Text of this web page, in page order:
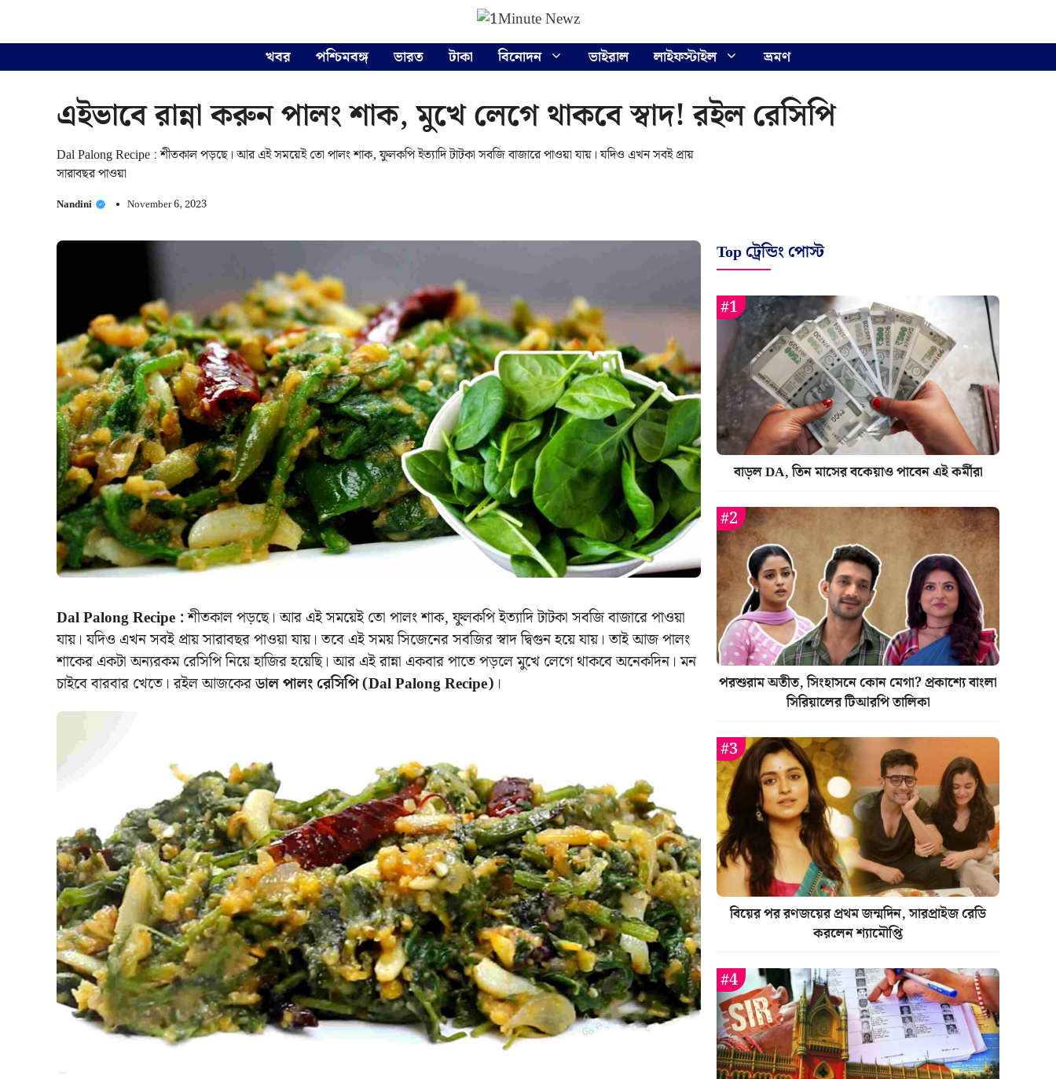
খবর পশ্চিমবঙ্গ ভারত টাকা বিনোদন ভাইরাল লাইফস্টাইল ভ্রমণ
এইভাবে রান্না করুন পালং শাক, মুখে লেগে থাকবে স্বাদ! রইল রেসিপি
Dal Palong Recipe : শীতকাল পড়ছে। আর এই সময়েই তো পালং শাক, ফুলকপি ইত্যাদি টাটকা সবজি বাজারে পাওয়া যায়। যদিও এখন সবই প্রায়
সারাবছর পাওয়া
Nandini November 6, 2023
Dal Palong Recipe :শীতকাল পড়ছে। আর এই সময়েই তো পালং শাক, ফুলকপি ইত্যাদি টাটকা সবজি বাজারে পাওয়া
যায়। যদিও এখন সবই প্রায় সারাবছর পাওয়া যায়। তবে এই সময় সিজেনের সবজির স্বাদ দ্বিগুন হয়ে যায়। তাই আজ পালং
শাকের একটা অন্যরকম রেসিপি নিয়ে হাজির হয়েছি। আর এই রান্না একবার পাতে পড়লে মুখে লেগে থাকবে অনেকদিন। মন
চাইবে বারবার খেতে। রইল আজকেরডাল পালং রেসিপি (Dal Palong Recipe) ।
Top ট্রেন্ডিং পোস্ট
বাড়ল DA, তিন মাসের বকেয়াও পাবেন এই কর্মীরা
পরশুরাম অতীত, সিংহাসনে কোন মেগা? প্রকাশ্যে বাংলা
সিরিয়ালের টিআরপি তালিকা
বিয়ের পর রণজয়ের প্রথম জন্মদিন, সারপ্রাইজ রেডি
করলেন শ্যামৌপ্তি